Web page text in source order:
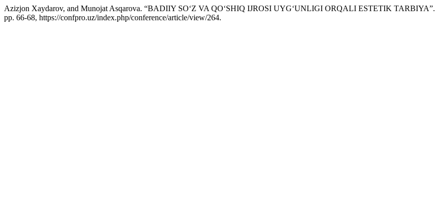
Azizjon Xaydarov, and Munojat Asqarova. “BADIIY SO‘Z VA QO‘SHIQ IJROSI UYG‘UNLIGI ORQALI ESTETIK TARBIYA”.
pp. 66-68, https://confpro.uz/index.php/conference/article/view/264.